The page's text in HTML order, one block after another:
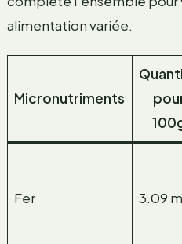
alimentation variée.
Micronutriments
Fer 3.09